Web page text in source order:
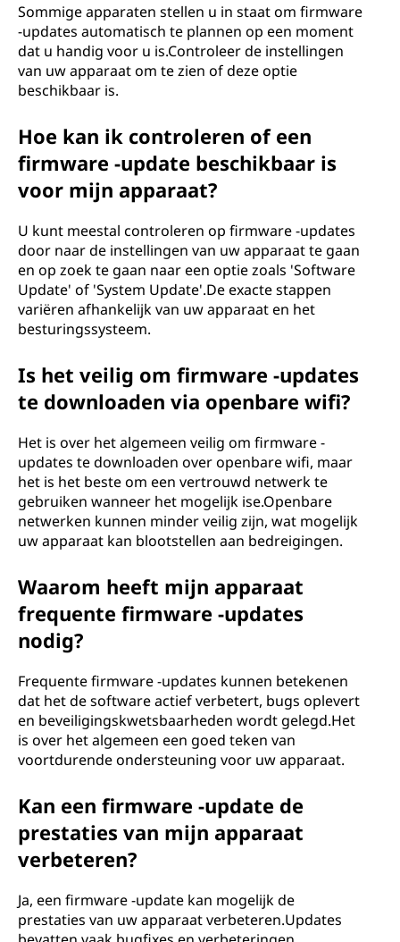
Sommige apparaten stellen u in staat om firmware
-updates automatisch te plannen op een moment
dat u handig voor u is.Controleer de instellingen
van uw apparaat om te zien of deze optie
beschikbaar is.
Hoe kan ik controleren of een
firmware -update beschikbaar is
voor mijn apparaat?
U kunt meestal controleren op firmware -updates
door naar de instellingen van uw apparaat te gaan
en op zoek te gaan naar een optie zoals 'Software
Update' of 'System Update'.De exacte stappen
variëren afhankelijk van uw apparaat en het
besturingssysteem.
Is het veilig om firmware -updates
te downloaden via openbare wifi?
Het is over het algemeen veilig om firmware -
updates te downloaden over openbare wifi, maar
het is het beste om een vertrouwd netwerk te
gebruiken wanneer het mogelijk ise.Openbare
netwerken kunnen minder veilig zijn, wat mogelijk
uw apparaat kan blootstellen aan bedreigingen.
Waarom heeft mijn apparaat
frequente firmware -updates
nodig?
Frequente firmware -updates kunnen betekenen
dat het de software actief verbetert, bugs oplevert
en beveiligingskwetsbaarheden wordt gelegd.Het
is over het algemeen een goed teken van
voortdurende ondersteuning voor uw apparaat.
Kan een firmware -update de
prestaties van mijn apparaat
verbeteren?
Ja, een firmware -update kan mogelijk de
prestaties van uw apparaat verbeteren.Updates